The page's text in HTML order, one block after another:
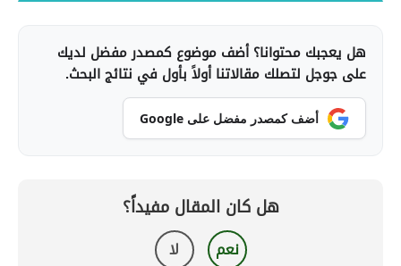
هل يعجبك محتوانا؟ أضف موضوع كمصدر مفضل لديك
على جوجل لتصلك مقالاتنا أولاً بأول في نتائج البحث.
أضف كمصدر مفضل على Google
هل كان المقال مفيداً؟
نعم لا